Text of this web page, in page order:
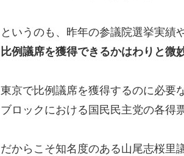
というのも、昨年の参議院選挙実績
比例議席を獲得できるかはわりと微
東京で比例議席を獲得するのに必要
ブロックにおける国民民主党の各得
だからこそ知名度のある山尾志桜里